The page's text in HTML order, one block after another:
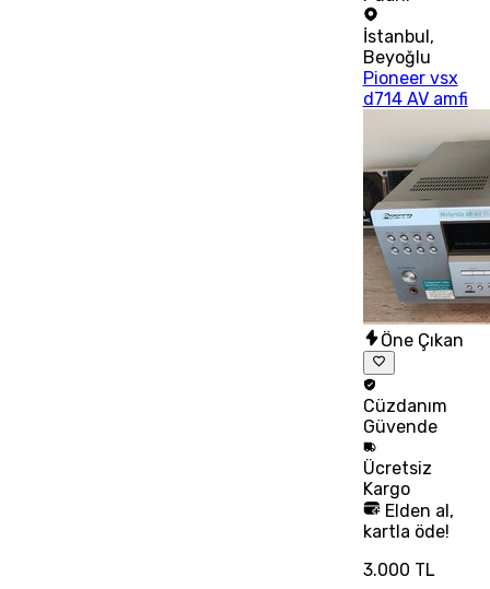
İstanbul,
Beyoğlu
Pioneer vsx
d714 AV amfi
Öne Çıkan
Cüzdanım
Güvende
Ücretsiz
Kargo
Elden al,
kartla öde!
3.000 TL